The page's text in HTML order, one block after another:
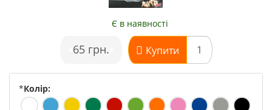
Є в наявності
65 грн. Купити
*Колір: